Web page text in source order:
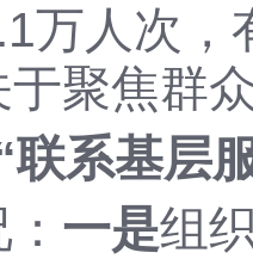
万人次，
于聚焦群
联系基层
一是组